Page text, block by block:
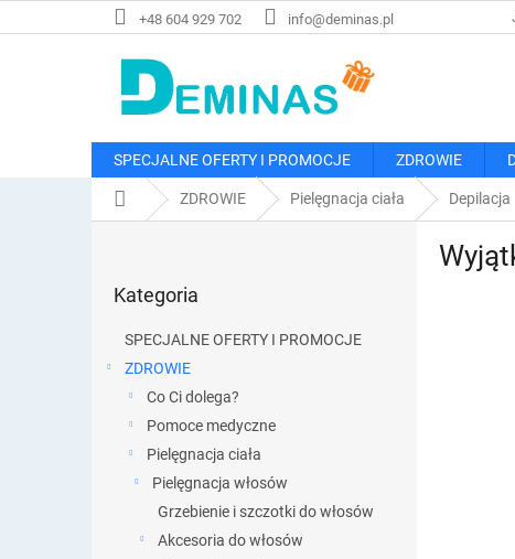
do
+48 604 929 702 info@deminas.pl
SPECJALNE OFERTY I PROMOCJE ZDROWIE
Home ZDROWIE Pielęgnacja ciała Depilacja
kategorie
Kategoria
SPECJALNE OFERTY I PROMOCJE
ZDROWIE
Co Ci dolega?
Pomoce medyczne
Pielęgnacja ciała
Pielęgnacja włosów
Grzebienie i szczotki do włosów
Akcesoria do włosów